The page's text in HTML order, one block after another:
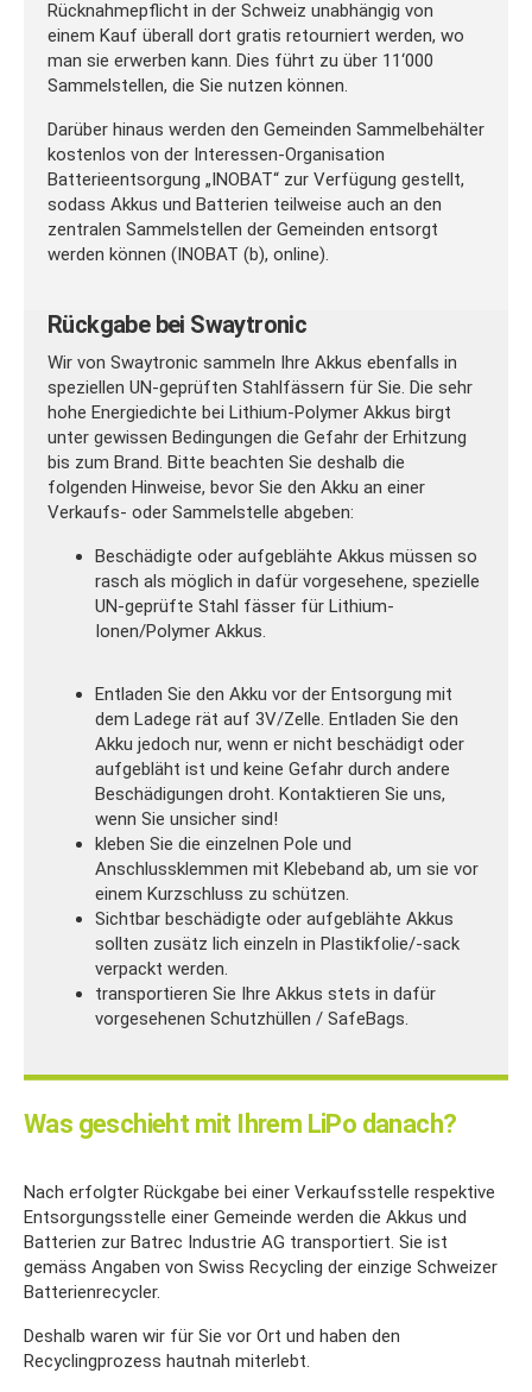
Rücknahmepflicht in der Schweiz unabhängig von
einem Kauf überall dort gratis retourniert werden, wo
man sie erwerben kann. Dies führt zu über 11‘000
Sammelstellen, die Sie nutzen können.
Darüber hinaus werden den Gemeinden Sammelbehälter
kostenlos von der Interessen-Organisation
Batterieentsorgung „INOBAT“ zur Verfügung gestellt,
sodass Akkus und Batterien teilweise auch an den
zentralen Sammelstellen der Gemeinden entsorgt
werden können (INOBAT (b), online).
Rückgabe bei Swaytronic
Wir von Swaytronic sammeln Ihre Akkus ebenfalls in
speziellen UN-geprüften Stahlfässern für Sie. Die sehr
hohe Energiedichte bei Lithium-Polymer Akkus birgt
unter gewissen Bedingungen die Gefahr der Erhitzung
bis zum Brand. Bitte beachten Sie deshalb die
folgenden Hinweise, bevor Sie den Akku an einer
Verkaufs- oder Sammelstelle abgeben:
Beschädigte oder aufgeblähte Akkus müssen so
rasch als möglich in dafür vorgesehene, spezielle
UN-geprüfte Stahl fässer für Lithium-
Ionen/Polymer Akkus.
Entladen Sie den Akku vor der Entsorgung mit
dem Ladege rät auf 3V/Zelle. Entladen Sie den
Akku jedoch nur, wenn er nicht beschädigt oder
aufgebläht ist und keine Gefahr durch andere
Beschädigungen droht. Kontaktieren Sie uns,
wenn Sie unsicher sind!
kleben Sie die einzelnen Pole und
Anschlussklemmen mit Klebeband ab, um sie vor
einem Kurzschluss zu schützen.
Sichtbar beschädigte oder aufgeblähte Akkus
sollten zusätz lich einzeln in Plastikfolie/-sack
verpackt werden.
transportieren Sie Ihre Akkus stets in dafür
vorgesehenen Schutzhüllen / SafeBags.
Was geschieht mit Ihrem LiPo danach?
Nach erfolgter Rückgabe bei einer Verkaufsstelle respektive
Entsorgungsstelle einer Gemeinde werden die Akkus und
Batterien zur Batrec Industrie AG transportiert. Sie ist
gemäss Angaben von Swiss Recycling der einzige Schweizer
Batterienrecycler.
Deshalb waren wir für Sie vor Ort und haben den
Recyclingprozess hautnah miterlebt.